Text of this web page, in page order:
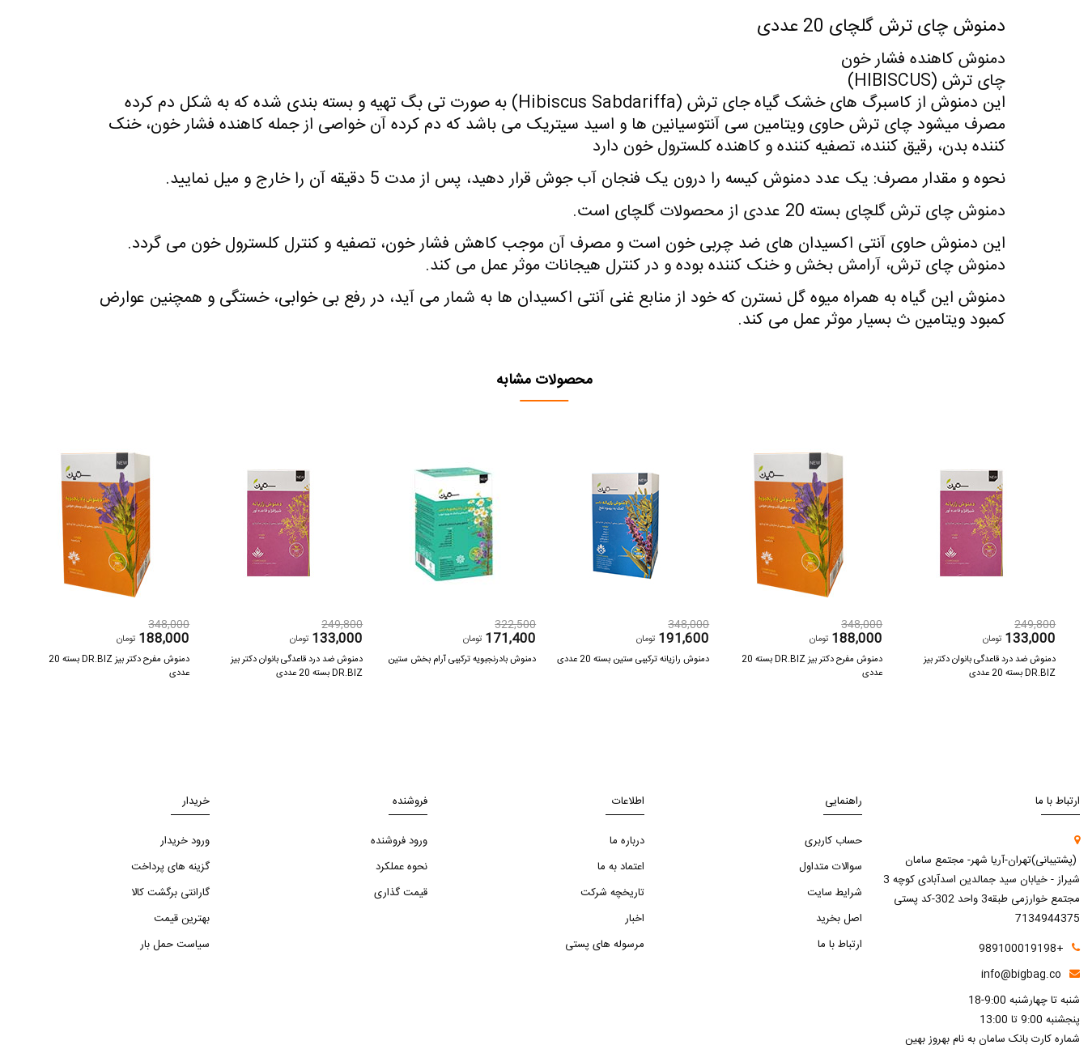
دمنوش چای ترش گلچای 20 عددی
دمنوش کاهنده فشار خون
چای ترش (HIBISCUS)
این دمنوش از کاسبرگ های خشک گیاه جای ترش (Hibiscus Sabdariffa) به صورت تی بگ تهیه و بسته بندی شده که به شکل دم کرده
مصرف میشود چای ترش حاوی ویتامین سی آنتوسیانین ها و اسید سیتریک می باشد که دم کرده آن خواصی از جمله کاهنده فشار خون، خنک
کننده بدن، رقیق کننده، تصفیه کننده و کاهنده کلسترول خون دارد
نحوه و مقدار مصرف: یک عدد دمنوش کیسه را درون یک فنجان آب جوش قرار دهید، پس از مدت 5 دقیقه آن را خارج و میل نمایید.
دمنوش چای ترش گلچای بسته 20 عددی از محصولات گلچای است.
این دمنوش حاوی آنتی اکسیدان های ضد چربی خون است و مصرف آن موجب کاهش فشار خون، تصفیه و کنترل کلسترول خون می گردد.
دمنوش چای ترش، آرامش بخش و خنک کننده بوده و در کنترل هیجانات موثر عمل می کند.
دمنوش این گیاه به همراه میوه گل نسترن که خود از منابع غنی آنتی اکسیدان ها به شمار می آید، در رفع بی خوابی، خستگی و همچنین عوارض
کمبود ویتامین ث بسیار موثر عمل می کند.
محصولات مشابه
348,000
188,000 تومان
دمنوش مفرح دکتر بیز DR.BIZ بسته 20
عددی
249,800
133,000 تومان
دمنوش ضد درد قاعدگی بانوان دکتر بیز
DR.BIZ بسته 20 عددی
322,500
171,400 تومان
دمنوش بادرنجبویه ترکیبی آرام بخش ستین
348,000
191,600 تومان
دمنوش رازیانه ترکیبی ستین بسته 20 عددی
348,000
188,000 تومان
دمنوش مفرح دکتر بیز DR.BIZ بسته 20
عددی
249,800
133,000 تومان
دمنوش ضد درد قاعدگی بانوان دکتر بیز
DR.BIZ بسته 20 عددی
ارتباط با ما
(پشتیبانی)تهران-آریا شهر- مجتمع سامان
شیراز - خیابان سید جمالدین اسدآبادی کوچه 3
مجتمع خوارزمی طبقه3 واحد 302-کد پستی
7134944375
+989100019198
info@bigbag.co
شنبه تا چهارشنبه 9:00-18
پنجشنبه 9:00 تا 13:00
شماره کارت بانک سامان به نام بهروز بهین
راهنمایی
حساب کاربری
سوالات متداول
شرایط سایت
اصل بخرید
ارتباط با ما
اطلاعات
درباره ما
اعتماد به ما
تاریخچه شرکت
اخبار
مرسوله های پستی
فروشنده
ورود فروشنده
نحوه عملکرد
قیمت گذاری
خریدار
ورود خریدار
گزینه های پرداخت
گارانتی برگشت کالا
بهترین قیمت
سیاست حمل بار